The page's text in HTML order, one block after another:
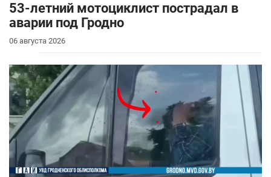
53-летний мотоциклист пострадал в
аварии под Гродно
06 августа 2026